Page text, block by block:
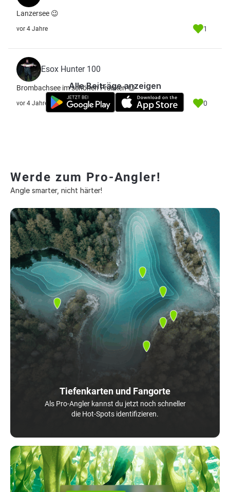
Lanzersee 😉
vor 4 Jahre 1
Esox Hunter 100
Brombachsee im schönen Franken 😉
vor 4 Jahre 0
Alle Beiträge anzeigen
Werde zum Pro-Angler!
Angle smarter, nicht härter!
Tiefenkarten und Fangorte
Als Pro-Angler kannst du jetzt noch schneller
die Hot-Spots identifizieren.